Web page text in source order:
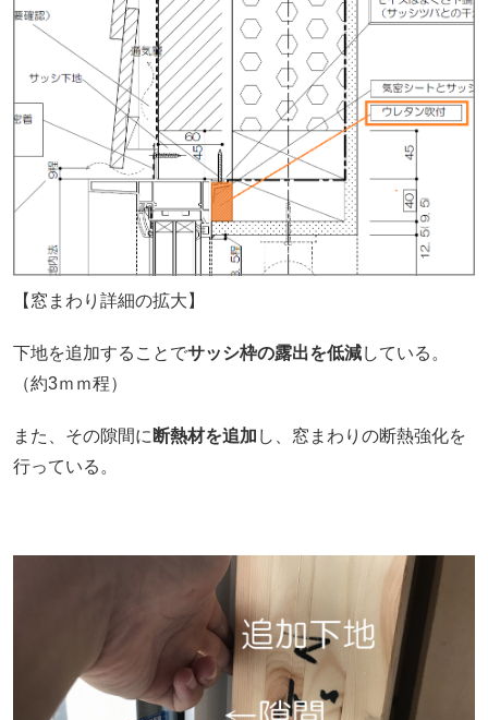
【窓まわり詳細の拡大】
下地を追加することでサッシ枠の露出を低減している。
（約3ｍｍ程）
また、その隙間に 断熱材を追加 し、窓まわりの断熱強化を
行っている。